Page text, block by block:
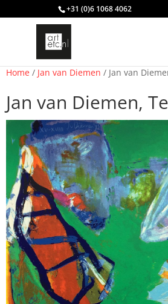
+31 (0)6 1068 4062
Home / Jan van Diemen / Jan van
Jan van Diemen,